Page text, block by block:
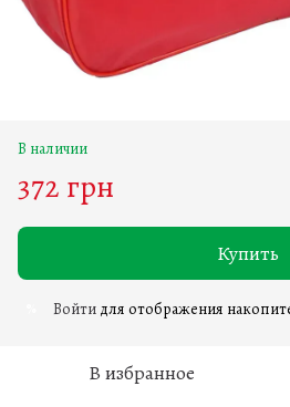
В наличии
372 грн
Купить
Войти для отображения
В избранное